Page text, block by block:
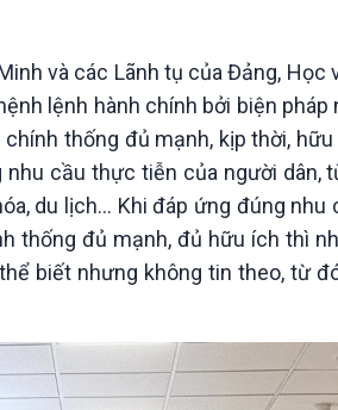
và các Lãnh tụ của Đảng, Học
lệnh hành chính bởi biện pháp
thống đủ mạnh, kịp thời,
cầu thực tiễn của người dân,
du lịch… Khi đáp ứng đúng nhu
thống đủ mạnh, đủ hữu ích thì
biết nhưng không tin theo, từ